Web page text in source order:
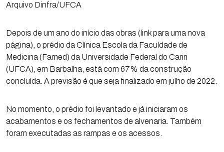
Arquivo Dinfra/UFCA
Depois de um ano do início das obras (link para uma nova
página), o prédio da Clínica Escola da Faculdade de
Medicina (Famed) da Universidade Federal do Cariri
(UFCA), em Barbalha, está com 67% da construção
concluída. A previsão é que seja finalizado em julho de 2022.
No momento, o prédio foi levantado e já iniciaram os
acabamentos e os fechamentos de alvenaria. Também
foram executadas as rampas e os acessos.